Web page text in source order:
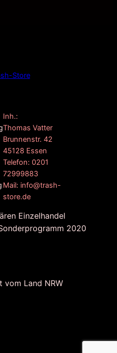
Inh.:
Thomas Vatter
Brunnenstr. 42
45128 Essen
Telefon: 0201
72999883
Mail: info@trash-
store.de
Einzelhandel
2020
vom Land NRW